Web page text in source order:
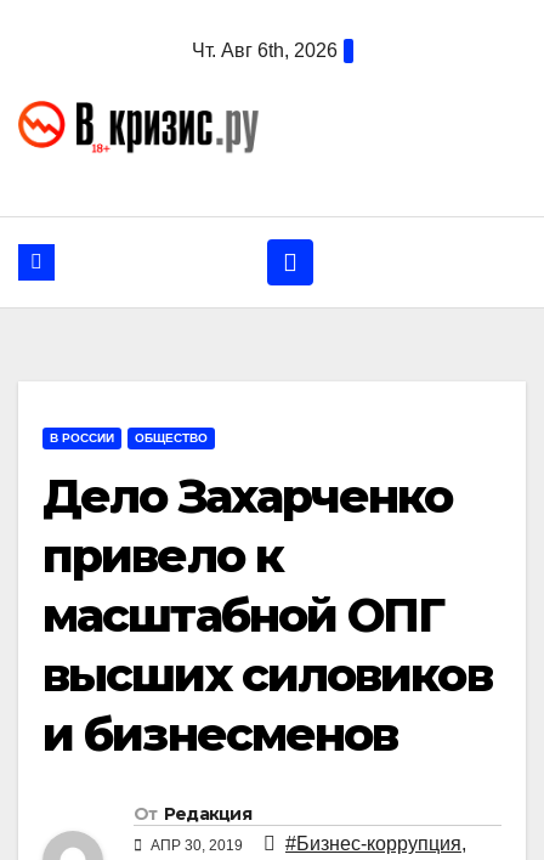
Чт. Авг 6th, 2026
В РОССИИ ОБЩЕСТВО
Дело Захарченко
привело к
масштабной ОПГ
высших силовиков
и бизнесменов
От Редакция
АПР 30, 2019 #Бизнес-коррупция,